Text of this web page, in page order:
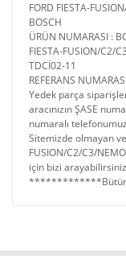
FORD FIESTA-
BOSCH
ÜRÜN NUMARASI :
FIESTA-FUSION/C2/
TDCİ02-11
REFERANS
Yedek parça
aracınızın ŞASE
numaralı
Sitemizde olmayan
FUSION/C2/C3/
için bizi
*************Bütün